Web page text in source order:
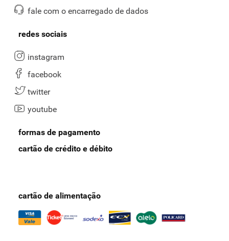
supermercado em BH para isso?
confiável, já que o nosso catálogo é formado por marcas seguras e
com o cartão
exclusivas, inúmeros descontos e outras vantagens imperdíveis,
como frete grátis nas compras acima de R$ 100.
Mas, antes de concluir o pedido, conheça nossa seção de
carreteiro, arroz preto e outras classificações. Aproveite!
fale com o encarregado de dados
redes sociais
instagram
facebook
twitter
youtube
formas de pagamento
cartão de crédito e débito
cartão de alimentação